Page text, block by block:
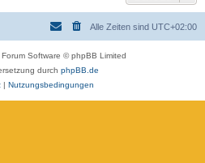
Alle Zeiten sind UTC+02:00
Software © phpBB Limited
durch phpBB.de
| Nutzungsbedingungen